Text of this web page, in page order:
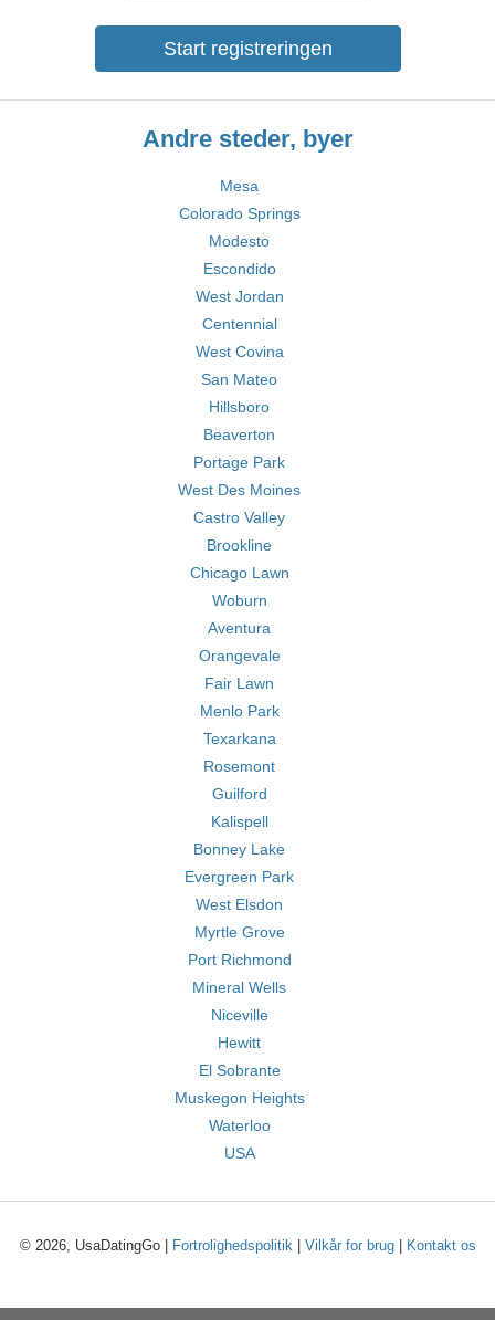
Start registreringen
Andre steder, byer
Mesa
Colorado Springs
Modesto
Escondido
West Jordan
Centennial
West Covina
San Mateo
Hillsboro
Beaverton
Portage Park
West Des Moines
Castro Valley
Brookline
Chicago Lawn
Woburn
Aventura
Orangevale
Fair Lawn
Menlo Park
Texarkana
Rosemont
Guilford
Kalispell
Bonney Lake
Evergreen Park
West Elsdon
Myrtle Grove
Port Richmond
Mineral Wells
Niceville
Hewitt
El Sobrante
Muskegon Heights
Waterloo
USA
© 2026, UsaDatingGo | Fortrolighedspolitik| Vilkår for brug| Kontakt os